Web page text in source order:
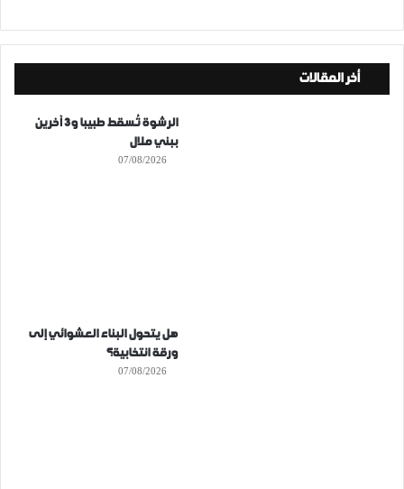
أخر المقالات
الرشوة تُسقط طبيبا و3 آخرين
ببني ملال
07/08/2026
هل يتحول البناء العشوائي إلى
ورقة انتخابية؟
07/08/2026